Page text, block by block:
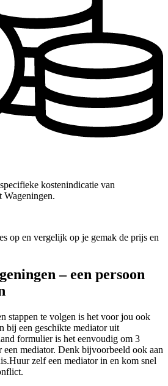
kostenindicatie van
Wageningen.
op en vergelijk op je gemak de prijs en
– een persoon
stappen te volgen is het voor jou ook
bij een geschikte mediator uit
formulier is het eenvoudig om 3
een mediator. Denk bijvoorbeeld ook aan
zelf een mediator in en kom snel